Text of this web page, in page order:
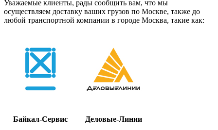
Уважаемые клиенты, рады сообщить вам, что мы
осуществляем доставку ваших грузов по Москве, также до
любой транспортной компании в городе Москва, такие как:
Байкал-Сервис Деловые-Линии